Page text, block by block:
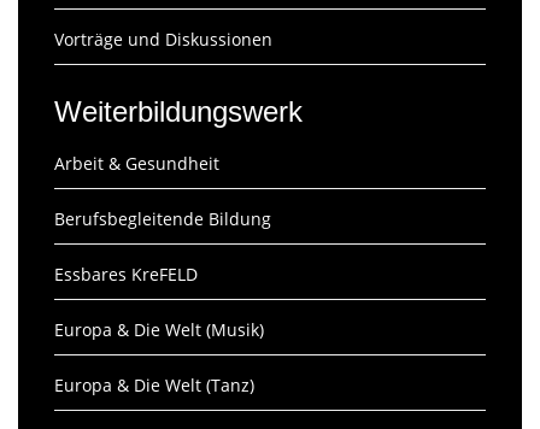
Vorträge und Diskussionen
Weiterbildungswerk
Arbeit & Gesundheit
Berufsbegleitende Bildung
Essbares KreFELD
Europa & Die Welt (Musik)
Europa & Die Welt (Tanz)